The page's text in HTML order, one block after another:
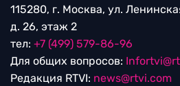
115280, г. Москва, ул.
д. 26, этаж 2
тел: +7 (499) 579-86-96
Для общих вопросов:
Редакция RTVI: news@rtvi.com